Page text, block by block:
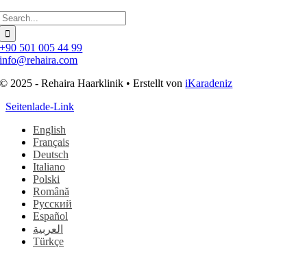
+90 501 005 44 99
info@rehaira.com
© 2025 - Rehaira Haarklinik • Erstellt voniKaradeniz
Seitenlade-Link
English
Français
Deutsch
Italiano
Polski
Română
Русский
Español
العربية
Türkçe